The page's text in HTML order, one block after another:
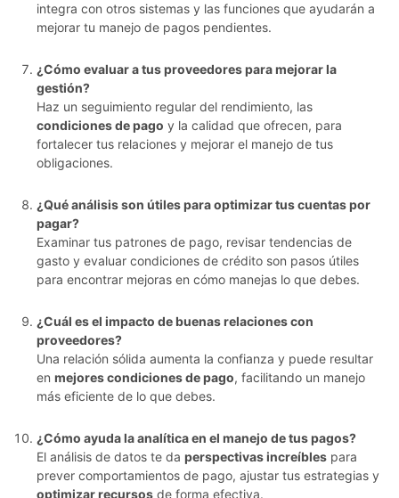
integra con otros sistemas y las funciones que ayudarán a
mejorar tu manejo de pagos pendientes.
¿Cómo evaluar a tus proveedores para mejorar la
gestión?
Haz un seguimiento regular del rendimiento, las
condiciones de pago y la calidad que ofrecen, para
fortalecer tus relaciones y mejorar el manejo de tus
obligaciones.
¿Qué análisis son útiles para optimizar tus cuentas por
pagar?
Examinar tus patrones de pago, revisar tendencias de
gasto y evaluar condiciones de crédito son pasos útiles
para encontrar mejoras en cómo manejas lo que debes.
¿Cuál es el impacto de buenas relaciones con
proveedores?
Una relación sólida aumenta la confianza y puede resultar
en mejores condiciones de pago, facilitando un manejo
más eficiente de lo que debes.
¿Cómo ayuda la analítica en el manejo de tus pagos?
El análisis de datos te da perspectivas increíbles para
prever comportamientos de pago, ajustar tus estrategias y
optimizar recursos de forma efectiva.